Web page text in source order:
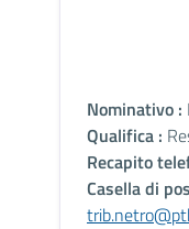
Nominativo :
Qualifica :
Recapito
Casella di